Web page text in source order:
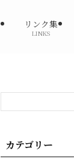
リンク集
LINKS
カテゴリー